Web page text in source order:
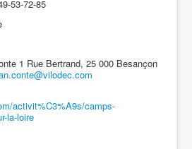
53-72-85
1 Rue Bertrand, 25 000 Besançon
activit%C3%A9s/camps-
la-loire